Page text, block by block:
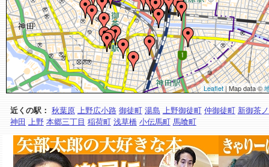
Leaflet | Map data ©
近くの駅： 秋葉原 上野広小路 御徒町 湯島 上野御徒町 仲御徒町 新御茶
神田 上野 本郷三丁目 稲荷町 浅草橋 小伝馬町 馬喰町